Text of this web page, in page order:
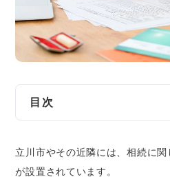
遺産相続
労働問題
債権回収
IT・ネット
資金調達
目次
法律事務所｜弁護士に
立川市やその近隣には、相続に
が設置されています。